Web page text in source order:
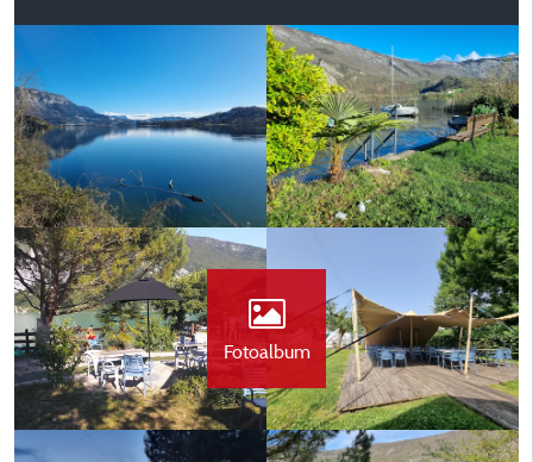
Fotoalbum